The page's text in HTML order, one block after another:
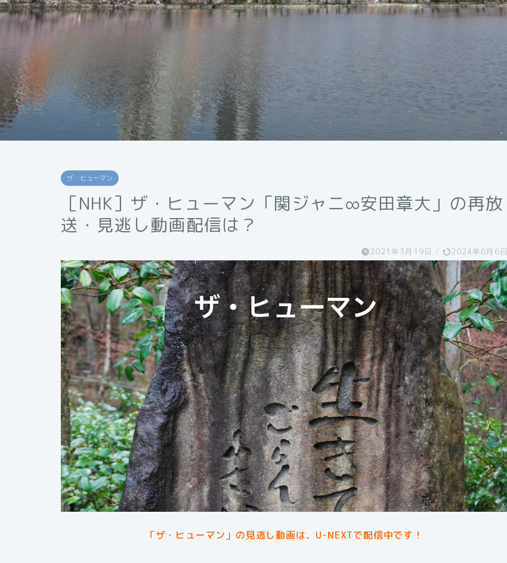
ザ・ヒューマン
［NHK］ザ・ヒューマン「関ジャニ∞安田章大」の再放
送・見逃し動画配信は？
2021年3月19日 / 2024年6月6日
「ザ・ヒューマン」の見逃し動画は、U-NEXTで配信中です！